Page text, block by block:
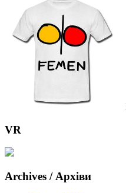
VR
Archives / Архіви